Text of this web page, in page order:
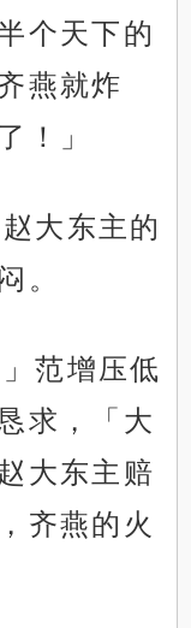
个天下的
燕就炸
！」
大东主的
。
范增压低
求，「大
大东主赔
齐燕的火